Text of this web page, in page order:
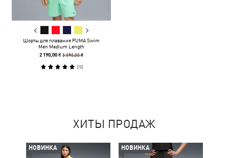
Шорты для плавания PUMA Swim
Men Medium Length
2 190,00 ₴3 090,00 ₴
(1)
ХИТЫ ПРОДАЖ
НОВИНКА НОВИНКА